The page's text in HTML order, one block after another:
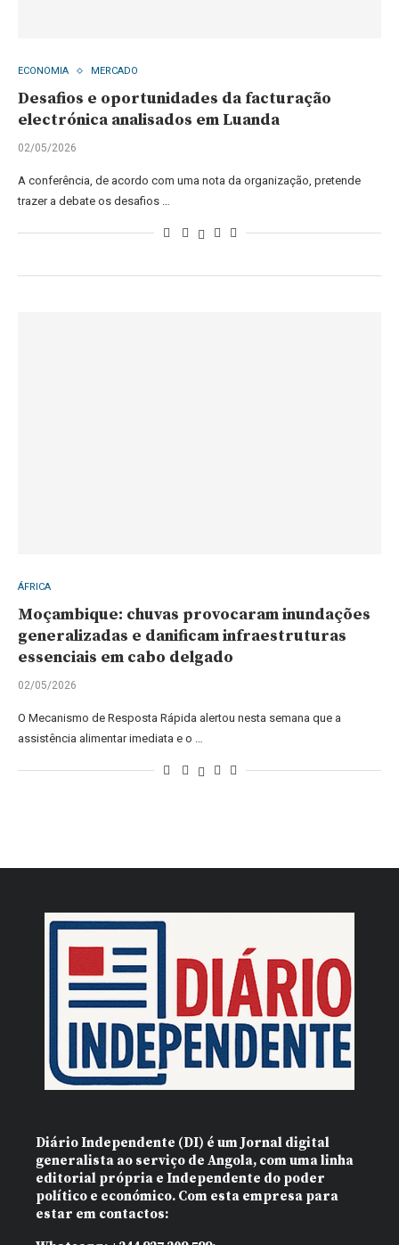
ECONOMIA MERCADO
Desafios e oportunidades da facturação
electrónica analisados em Luanda
02/05/2026
A conferência, de acordo com uma nota da organização, pretende
trazer a debate os desafios …
ÁFRICA
Moçambique: chuvas provocaram inundações
generalizadas e danificam infraestruturas
essenciais em cabo delgado
02/05/2026
O Mecanismo de Resposta Rápida alertou nesta semana que a
assistência alimentar imediata e o …
Diário Independente (DI) é um Jornal digital
generalista ao serviço de Angola, com uma linha
editorial própria e Independente do poder
político e económico. Com esta empresa para
estar em contactos: